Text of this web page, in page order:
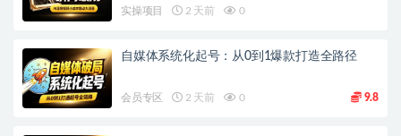
实操项目 2 天前 0
自媒体系统化起号：从0到1爆款打造全路径
会员专区 2 天前 0 9.8